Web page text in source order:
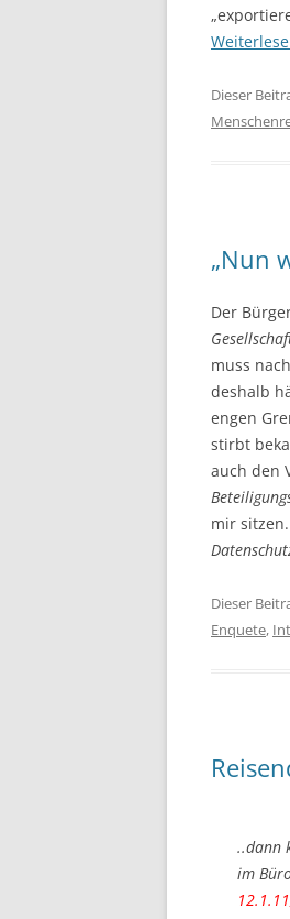
Dieser
„Nun
Der
muss
deshalb
engen
stirbt
auch den
mir
Dieser
Enquete,
..dann
im